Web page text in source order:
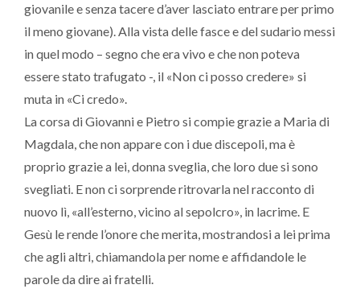
giovanile e senza tacere d’aver lasciato entrare per primo
il meno giovane). Alla vista delle fasce e del sudario messi
in quel modo – segno che era vivo e che non poteva
essere stato trafugato -, il «Non ci posso credere» si
muta in «Ci credo».
La corsa di Giovanni e Pietro si compie grazie a Maria di
Magdala, che non appare con i due discepoli, ma è
proprio grazie a lei, donna sveglia, che loro due si sono
svegliati. E non ci sorprende ritrovarla nel racconto di
nuovo lì, «all’esterno, vicino al sepolcro», in lacrime. E
Gesù le rende l’onore che merita, mostrandosi a lei prima
che agli altri, chiamandola per nome e affidandole le
parole da dire ai fratelli.